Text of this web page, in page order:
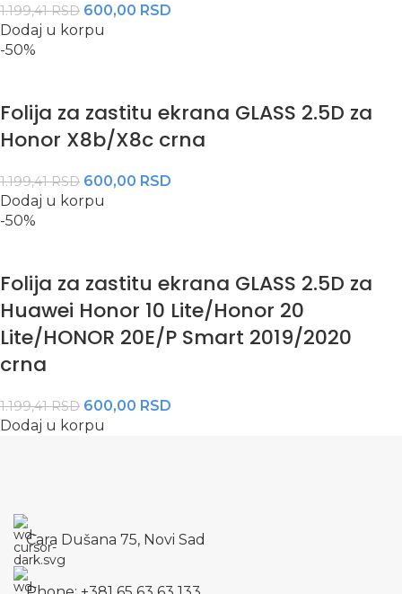
1.199,41RSD 600,00 RSD
Dodaj u korpu
-50%
Folija za zastitu ekrana GLASS 2.5D za
Honor X8b/X8c crna
1.199,41RSD 600,00 RSD
Dodaj u korpu
-50%
Folija za zastitu ekrana GLASS 2.5D za
Huawei Honor 10 Lite/Honor 20
Lite/HONOR 20E/P Smart 2019/2020
crna
1.199,41RSD 600,00 RSD
Dodaj u korpu
Cara Dušana 75, Novi Sad